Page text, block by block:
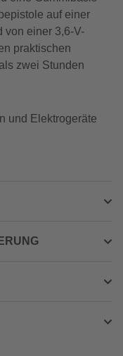
auf einer
von einer 3,6-V-
praktischen
zwei Stunden
und Elektrogeräte